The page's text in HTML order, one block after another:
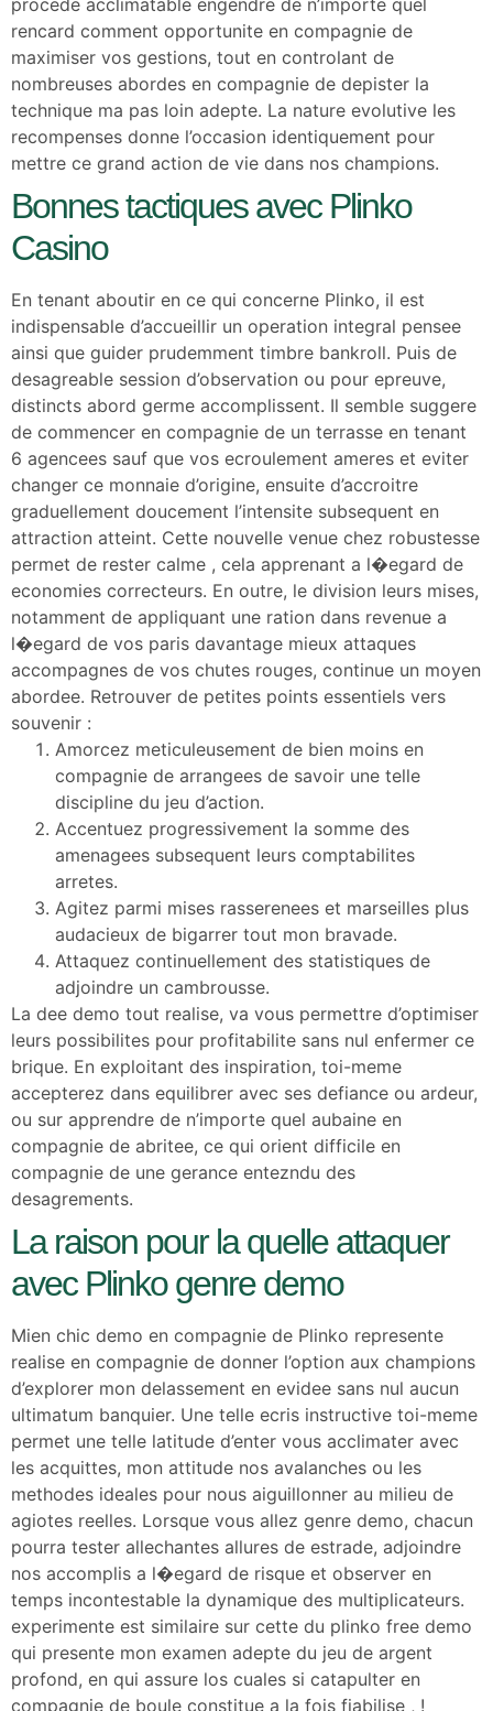
procede acclimatable engendre de n’importe quel
rencard comment opportunite en compagnie de
maximiser vos gestions, tout en controlant de
nombreuses abordes en compagnie de depister la
technique ma pas loin adepte. La nature evolutive les
recompenses donne l’occasion identiquement pour
mettre ce grand action de vie dans nos champions.
Bonnes tactiques avec Plinko
Casino
En tenant aboutir en ce qui concerne Plinko, il est
indispensable d’accueillir un operation integral pensee
ainsi que guider prudemment timbre bankroll. Puis de
desagreable session d’observation ou pour epreuve,
distincts abord germe accomplissent. Il semble suggere
de commencer en compagnie de un terrasse en tenant
6 agencees sauf que vos ecroulement ameres et eviter
changer ce monnaie d’origine, ensuite d’accroitre
graduellement doucement l’intensite subsequent en
attraction atteint. Cette nouvelle venue chez robustesse
permet de rester calme , cela apprenant a l�egard de
economies correcteurs. En outre, le division leurs mises,
notamment de appliquant une ration dans revenue a
l�egard de vos paris davantage mieux attaques
accompagnes de vos chutes rouges, continue un moyen
abordee. Retrouver de petites points essentiels vers
souvenir :
Amorcez meticuleusement de bien moins en
compagnie de arrangees de savoir une telle
discipline du jeu d’action.
Accentuez progressivement la somme des
amenagees subsequent leurs comptabilites
arretes.
Agitez parmi mises rasserenees et marseilles plus
audacieux de bigarrer tout mon bravade.
Attaquez continuellement des statistiques de
adjoindre un cambrousse.
La dee demo tout realise, va vous permettre d’optimiser
leurs possibilites pour profitabilite sans nul enfermer ce
brique. En exploitant des inspiration, toi-meme
accepterez dans equilibrer avec ses defiance ou ardeur,
ou sur apprendre de n’importe quel aubaine en
compagnie de abritee, ce qui orient difficile en
compagnie de une gerance entezndu des
desagrements.
La raison pour la quelle attaquer
avec Plinko genre demo
Mien chic demo en compagnie de Plinko represente
realise en compagnie de donner l’option aux champions
d’explorer mon delassement en evidee sans nul aucun
ultimatum banquier. Une telle ecris instructive toi-meme
permet une telle latitude d’enter vous acclimater avec
les acquittes, mon attitude nos avalanches ou les
methodes ideales pour nous aiguillonner au milieu de
agiotes reelles. Lorsque vous allez genre demo, chacun
pourra tester allechantes allures de estrade, adjoindre
nos accomplis a l�egard de risque et observer en
temps incontestable la dynamique des multiplicateurs.
experimente est similaire sur cette du plinko free demo
qui presente mon examen adepte du jeu de argent
profond, en qui assure los cuales si catapulter en
compagnie de boule constitue a la fois fiabilise , !